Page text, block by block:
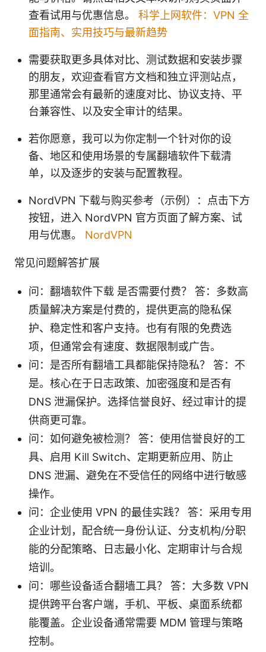
查看试用与优惠信息。 科学上网软件：VPN 全
面指南、实用技巧与最新趋势
需要获取更多具体对比、测试数据和安装步骤
的朋友，欢迎查看官方文档和独立评测站点，
那里通常会有最新的速度对比、协议支持、平
台兼容性、以及安全审计的结果。
若你愿意，我可以为你定制一个针对你的设
备、地区和使用场景的专属翻墙软件下载清
单，以及逐步的安装与配置教程。
NordVPN 下载与购买参考（示例）：点击下方
按钮，进入 NordVPN 官方页面了解方案、试
用与优惠。 NordVPN
常见问题解答扩展
问：翻墙软件下载 是否需要付费？ 答：多数高
质量解决方案是付费的，提供更高的隐私保
护、稳定性和客户支持。也有有限的免费选
项，但通常会有速度、数据限制或广告。
问：是否所有翻墙工具都能保持隐私？ 答：不
是。核心在于日志政策、加密强度和是否有
DNS 泄漏保护。选择信誉良好、经过审计的提
供商更可靠。
问：如何避免被检测？ 答：使用信誉良好的工
具、启用 Kill Switch、定期更新应用、防止
DNS 泄漏、避免在不受信任的网络中进行敏感
操作。
问：企业使用 VPN 的最佳实践？ 答：采用专用
企业计划，配合统一身份认证、分支机构/分职
能的分配策略、日志最小化、定期审计与合规
培训。
问：哪些设备适合翻墙工具？ 答：大多数 VPN
提供跨平台客户端，手机、平板、桌面系统都
能覆盖。企业设备通常需要 MDM 管理与策略
控制。